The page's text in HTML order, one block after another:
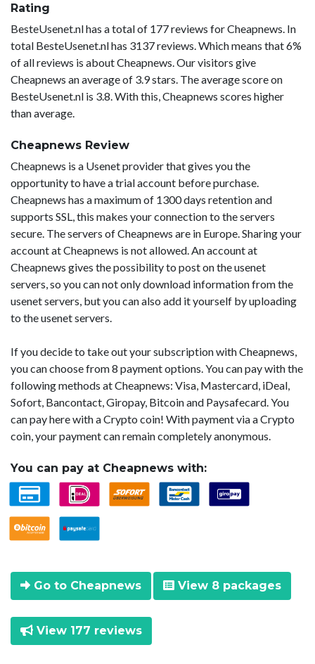
Rating
BesteUsenet.nl has a total of 177 reviews for Cheapnews. In
total BesteUsenet.nl has 3137 reviews. Which means that 6%
of all reviews is about Cheapnews. Our visitors give
Cheapnews an average of 3.9 stars. The average score on
BesteUsenet.nl is 3.8. With this, Cheapnews scores higher
than average.
Cheapnews Review
Cheapnews is a Usenet provider that gives you the
opportunity to have a trial account before purchase.
Cheapnews has a maximum of 1300 days retention and
supports SSL, this makes your connection to the servers
secure. The servers of Cheapnews are in Europe. Sharing your
account at Cheapnews is not allowed. An account at
Cheapnews gives the possibility to post on the usenet
servers, so you can not only download information from the
usenet servers, but you can also add it yourself by uploading
to the usenet servers.
If you decide to take out your subscription with Cheapnews,
you can choose from 8 payment options. You can pay with the
following methods at Cheapnews: Visa, Mastercard, iDeal,
Sofort, Bancontact, Giropay, Bitcoin and Paysafecard. You
can pay here with a Crypto coin! With payment via a Crypto
coin, your payment can remain completely anonymous.
You can pay at Cheapnews with:
Go to Cheapnews View 8 packages
View 177 reviews